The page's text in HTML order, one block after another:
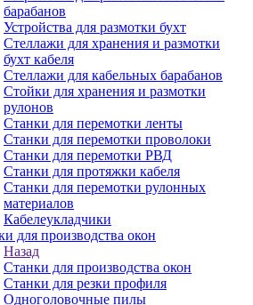
барабанов
Устройства для размотки бухт
Стеллажи для хранения и размотки
бухт кабеля
Стеллажи для кабельных барабанов
Стойки для хранения и размотки
рулонов
Станки для перемотки ленты
Станки для перемотки проволоки
Станки для перемотки РВД
Станки для протяжки кабеля
Станки для перемотки рулонных
материалов
Кабелеукладчики
для производства окон
Назад
Станки для производства окон
Станки для резки профиля
Одноголовочные пилы